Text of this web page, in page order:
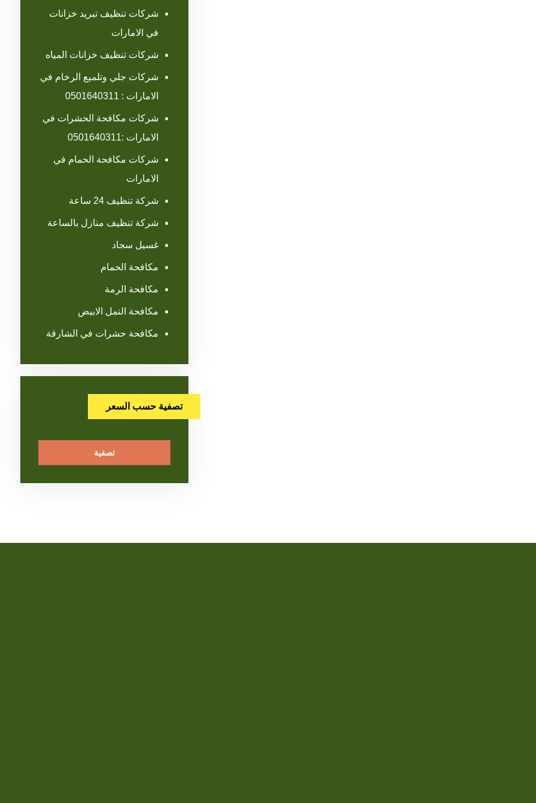
شركات تنظيف تبريد خزانات
في الامارات
شركات تنظيف خزانات المياه
شركات جلي وتلميع الرخام في
الامارات : 0501640311
شركات مكافحة الحشرات في
الامارات :0501640311
شركات مكافحة الحمام في
الامارات
شركة تنظيف 24 ساعة
شركة تنظيف منازل بالساعة
غسيل سجاد
مكافحة الحمام
مكافحة الرمة
مكافحة النمل الابيض
مكافحة حشرات في الشارقة
تصفية حسب السعر
تصفية